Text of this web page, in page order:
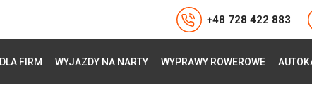
+48 728 422 883
DLA FIRM WYJAZDY NA NARTY WYPRAWY ROWEROWE